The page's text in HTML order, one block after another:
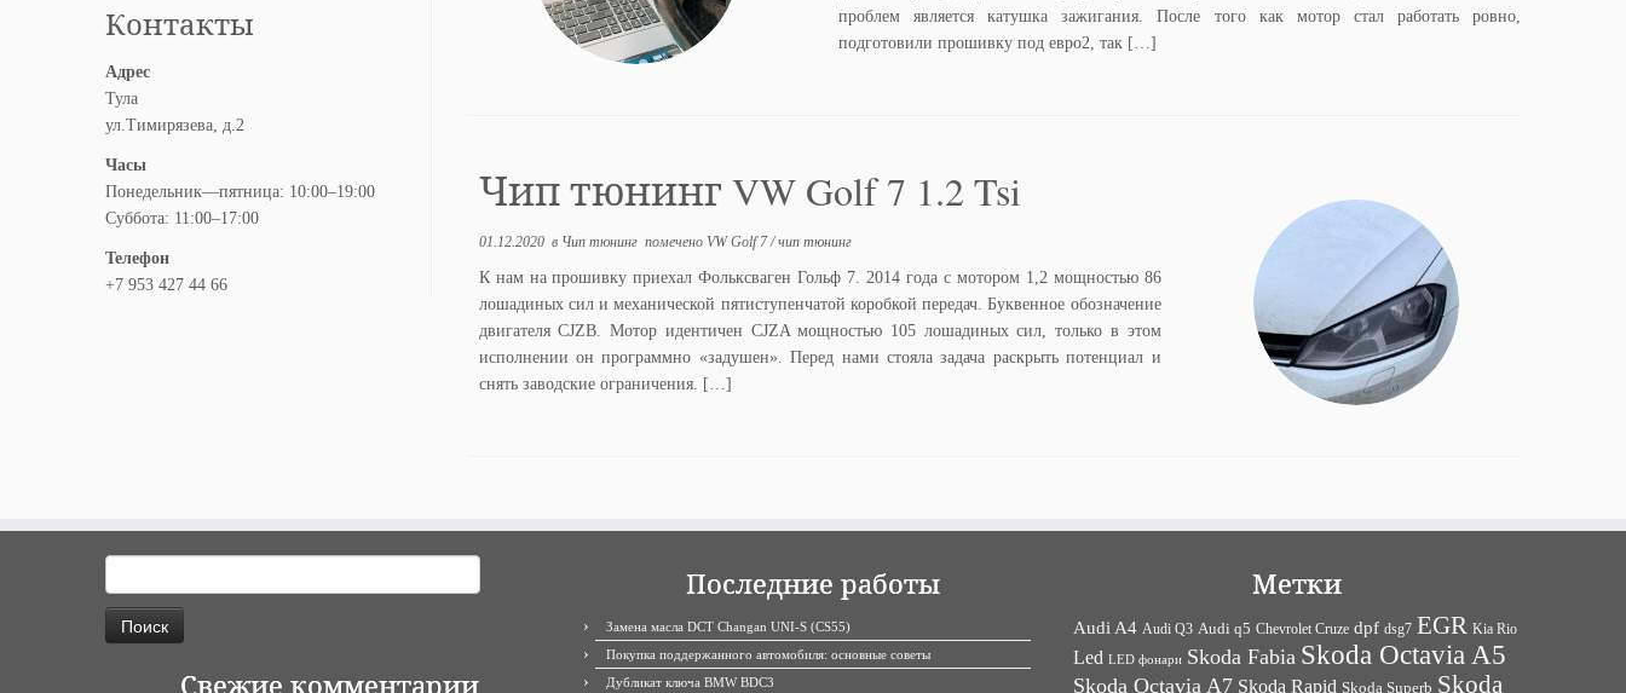
Контакты
Адрес
Тула
ул.Тимирязева, д.2
Часы
Понедельник—пятница: 10:00–19:00
Суббота: 11:00–17:00
Телефон
+7 953 427 44 66
проблем является катушка зажигания. После того как мотор стал работать ровно,
подготовили прошивку под евро2, так […]
Чип тюнинг VW Golf 7 1.2 Tsi
01.12.2020в Чип тюнинг помечено VW Golf 7/чип тюнинг
К нам на прошивку приехал Фольксваген Гольф 7. 2014 года с мотором 1,2 мощностью 86
лошадиных сил и механической пятиступенчатой коробкой передач. Буквенное обозначение
двигателя CJZB. Мотор идентичен CJZA мощностью 105 лошадиных сил, только в этом
исполнении он программно «задушен». Перед нами стояла задача раскрыть потенциал и
снять заводские ограничения. […]
Свежие комментарии
Последние работы
Замена масла DCT Changan UNI-S (CS55)
Покупка поддержанного автомобиля: основные советы
Дубликат ключа BMW BDC3
Метки
Audi A4 Audi Q3 Audi q5 Chevrolet Cruze dpf dsg7 EGR Kia Rio
Led LED фонари Skoda Fabia Skoda Octavia A5
Skoda Octavia A7 Skoda Rapid Skoda Superb Skoda